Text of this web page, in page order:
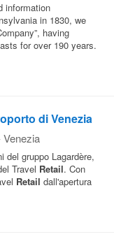
information
in 1830, we
having
for over 190 years.
di Venezia
Venezia
del gruppo Lagardère,
Travel Retail. Con
Retail dall'apertura